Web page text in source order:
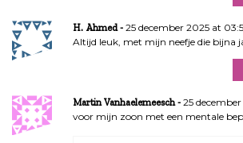
H. Ahmed
25 december 2025 at
Altijd leuk, met mijn neefje die bijna
Martin Vanhaelemeesch
25
voor mijn zoon met een mentale